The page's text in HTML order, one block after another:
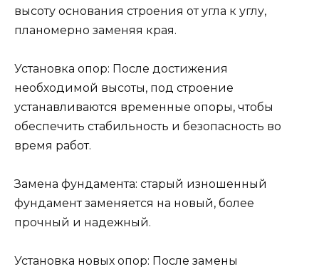
высоту основания строения от угла к углу,
планомерно заменяя края.
Установка опор: После достижения
необходимой высоты, под строение
устанавливаются временные опоры, чтобы
обеспечить стабильность и безопасность во
время работ.
Замена фундамента: старый изношенный
фундамент заменяется на новый, более
прочный и надежный.
Установка новых опор: После замены